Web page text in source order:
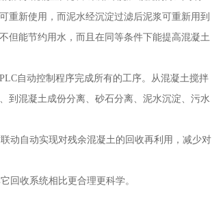
重新使用，而泥水经沉淀过滤后泥浆可重新用到
但能节约用水，而且在同等条件下能提高混凝土
自动控制程序完成所有的工序。从混凝土搅拌
到混凝土成份分离、砂石分离、泥水沉淀、污水
自动实现对残余混凝土的回收再利用，减少对
回收系统相比更合理更科学。